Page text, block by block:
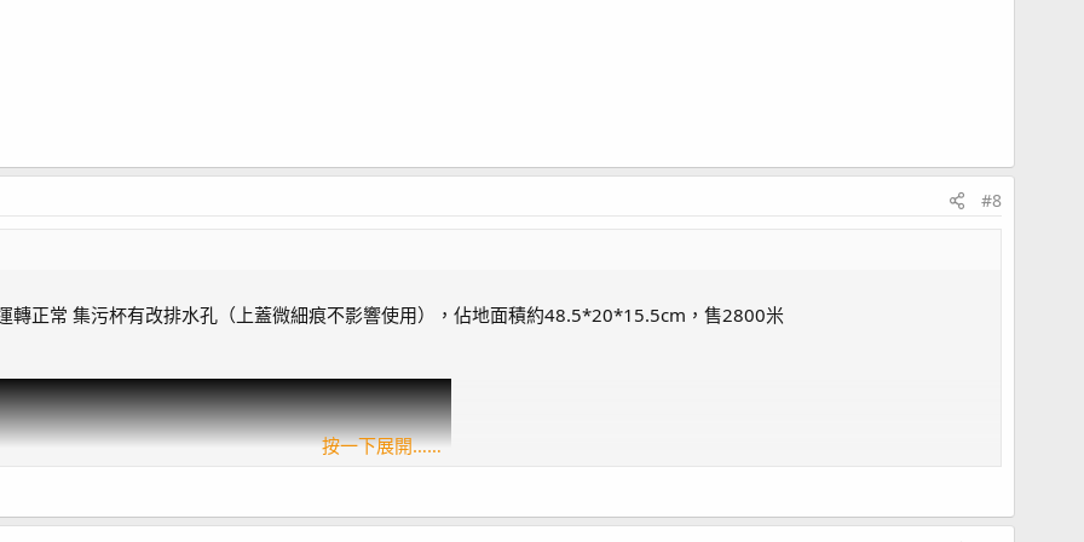
#8
轉正常 集污杯有改排水孔（上蓋微細痕不影響使用），佔地面積約48.5*20*15.5cm，售2800米
按一下展開……